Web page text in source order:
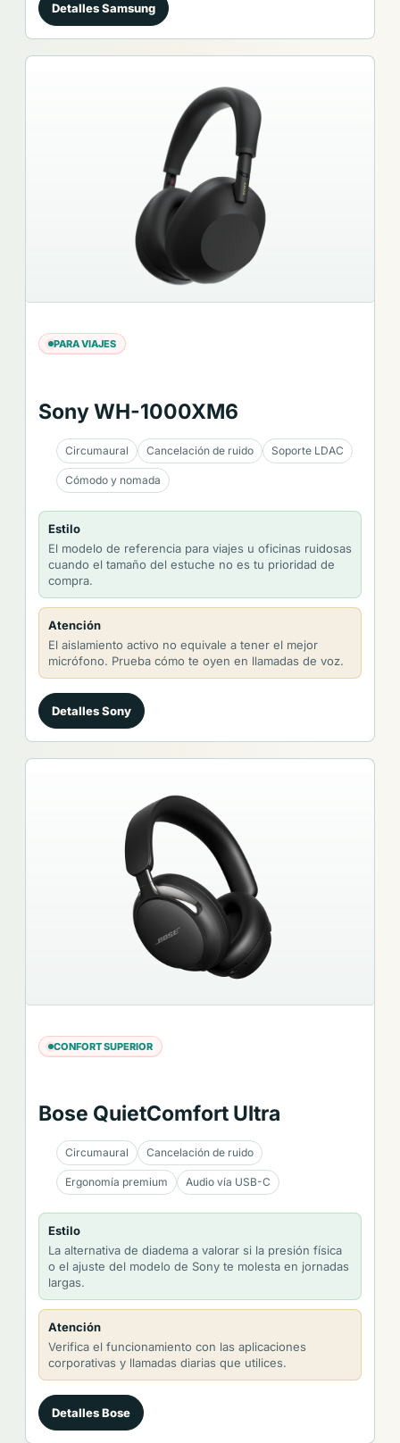
Detalles Samsung
PARA VIAJES
Sony WH-1000XM6
Circumaural Cancelación de ruido Soporte LDAC
Cómodo y nomada
Estilo
El modelo de referencia para viajes u oficinas ruidosas
cuando el tamaño del estuche no es tu prioridad de
compra.
Atención
El aislamiento activo no equivale a tener el mejor
micrófono. Prueba cómo te oyen en llamadas de voz.
Detalles Sony
CONFORT SUPERIOR
Bose QuietComfort Ultra
Circumaural Cancelación de ruido
Ergonomía premium Audio vía USB-C
Estilo
La alternativa de diadema a valorar si la presión física
o el ajuste del modelo de Sony te molesta en jornadas
largas.
Atención
Verifica el funcionamiento con las aplicaciones
corporativas y llamadas diarias que utilices.
Detalles Bose